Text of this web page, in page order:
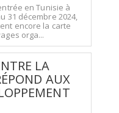
en Tunisie à
31 décembre 2024,
encore la carte
orga...
LA
AUX